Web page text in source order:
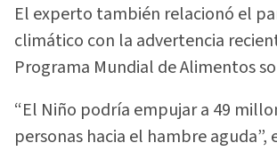
El experto también relacionó el
climático con la advertencia
Programa Mundial de Alimentos
“El Niño podría empujar a 49
personas hacia el hambre aguda”,